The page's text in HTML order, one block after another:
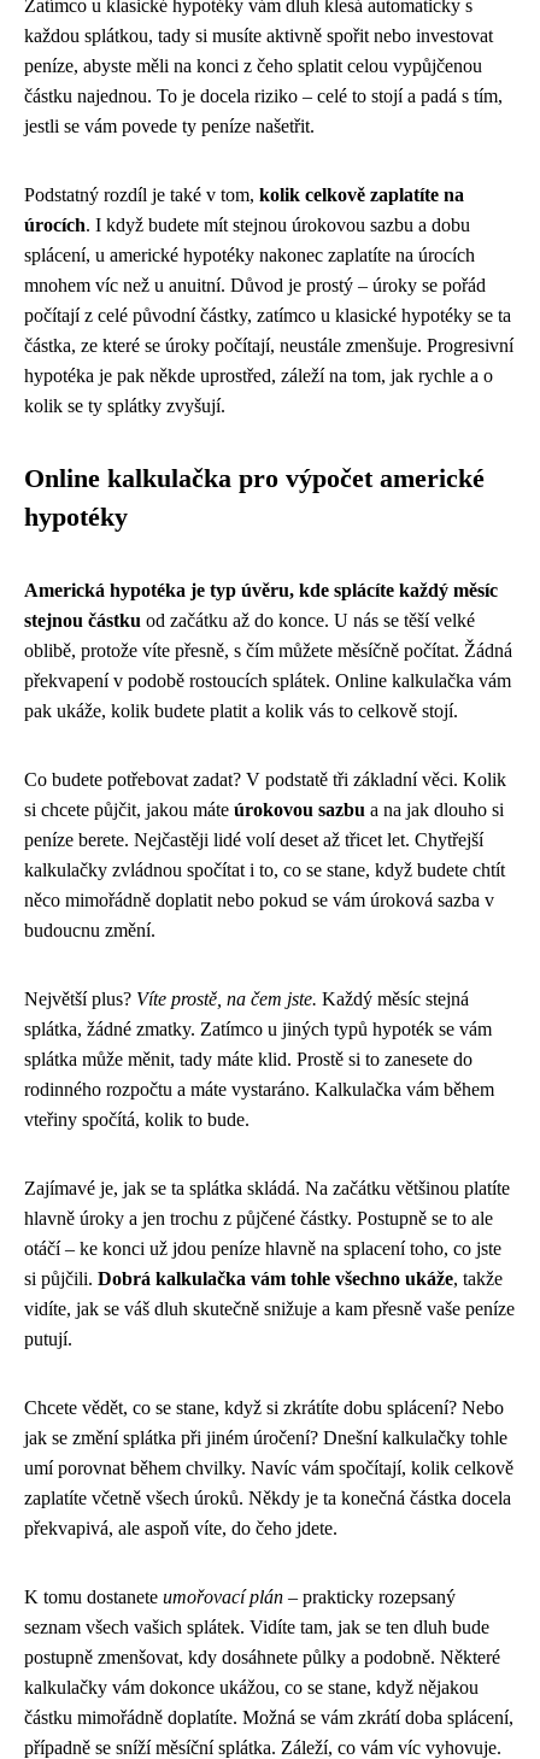
Zatímco u klasické hypotéky vám dluh klesá automaticky s
každou splátkou, tady si musíte aktivně spořit nebo investovat
peníze, abyste měli na konci z čeho splatit celou vypůjčenou
částku najednou. To je docela riziko – celé to stojí a padá s tím,
jestli se vám povede ty peníze našetřit.
Podstatný rozdíl je také v tom, kolik celkově zaplatíte na
úrocích. I když budete mít stejnou úrokovou sazbu a dobu
splácení, u americké hypotéky nakonec zaplatíte na úrocích
mnohem víc než u anuitní. Důvod je prostý – úroky se pořád
počítají z celé původní částky, zatímco u klasické hypotéky se ta
částka, ze které se úroky počítají, neustále zmenšuje. Progresivní
hypotéka je pak někde uprostřed, záleží na tom, jak rychle a o
kolik se ty splátky zvyšují.
Online kalkulačka pro výpočet americké
hypotéky
Americká hypotéka je typ úvěru, kde splácíte každý měsíc
stejnou částku od začátku až do konce. U nás se těší velké
oblibě, protože víte přesně, s čím můžete měsíčně počítat. Žádná
překvapení v podobě rostoucích splátek. Online kalkulačka vám
pak ukáže, kolik budete platit a kolik vás to celkově stojí.
Co budete potřebovat zadat? V podstatě tři základní věci. Kolik
si chcete půjčit, jakou máte úrokovou sazbu a na jak dlouho si
peníze berete. Nejčastěji lidé volí deset až třicet let. Chytřejší
kalkulačky zvládnou spočítat i to, co se stane, když budete chtít
něco mimořádně doplatit nebo pokud se vám úroková sazba v
budoucnu změní.
Největší plus? Víte prostě, na čem jste. Každý měsíc stejná
splátka, žádné zmatky. Zatímco u jiných typů hypoték se vám
splátka může měnit, tady máte klid. Prostě si to zanesete do
rodinného rozpočtu a máte vystaráno. Kalkulačka vám během
vteřiny spočítá, kolik to bude.
Zajímavé je, jak se ta splátka skládá. Na začátku většinou platíte
hlavně úroky a jen trochu z půjčené částky. Postupně se to ale
otáčí – ke konci už jdou peníze hlavně na splacení toho, co jste
si půjčili. Dobrá kalkulačka vám tohle všechno ukáže, takže
vidíte, jak se váš dluh skutečně snižuje a kam přesně vaše peníze
putují.
Chcete vědět, co se stane, když si zkrátíte dobu splácení? Nebo
jak se změní splátka při jiném úročení? Dnešní kalkulačky tohle
umí porovnat během chvilky. Navíc vám spočítají, kolik celkově
zaplatíte včetně všech úroků. Někdy je ta konečná částka docela
překvapivá, ale aspoň víte, do čeho jdete.
K tomu dostanete umořovací plán – prakticky rozepsaný
seznam všech vašich splátek. Vidíte tam, jak se ten dluh bude
postupně zmenšovat, kdy dosáhnete půlky a podobně. Některé
kalkulačky vám dokonce ukážou, co se stane, když nějakou
částku mimořádně doplatíte. Možná se vám zkrátí doba splácení,
případně se sníží měsíční splátka. Záleží, co vám víc vyhovuje.